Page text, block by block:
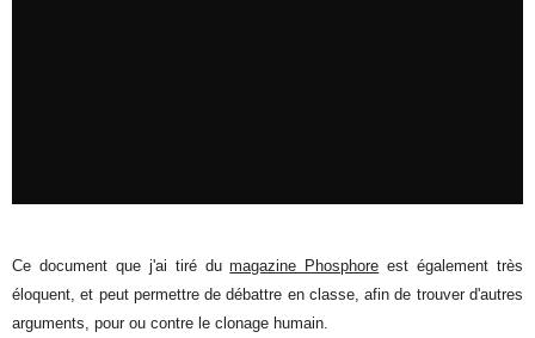
Ce document que j'ai tiré dumagazine Phosphore est également très
éloquent, et peut permettre de débattre en classe, afin de trouver d'autres
arguments, pour ou contre le clonage humain.